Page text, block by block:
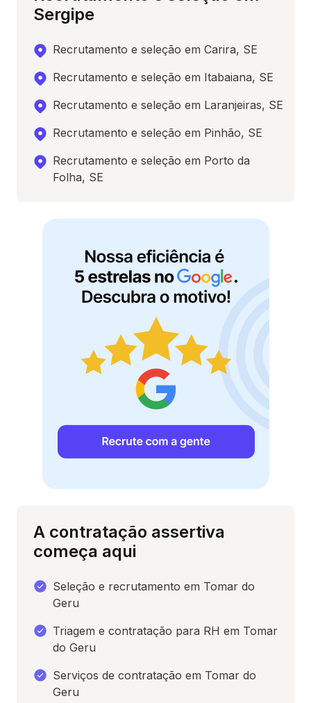
Sergipe
Recrutamento e seleção em Carira, SE
Recrutamento e seleção em Itabaiana, SE
Recrutamento e seleção em Laranjeiras, SE
Recrutamento e seleção em Pinhão, SE
Recrutamento e seleção em Porto da
Folha, SE
A contratação assertiva
começa aqui
Seleção e recrutamento em Tomar do
Geru
Triagem e contratação para RH em Tomar
do Geru
Serviços de contratação em Tomar do
Geru